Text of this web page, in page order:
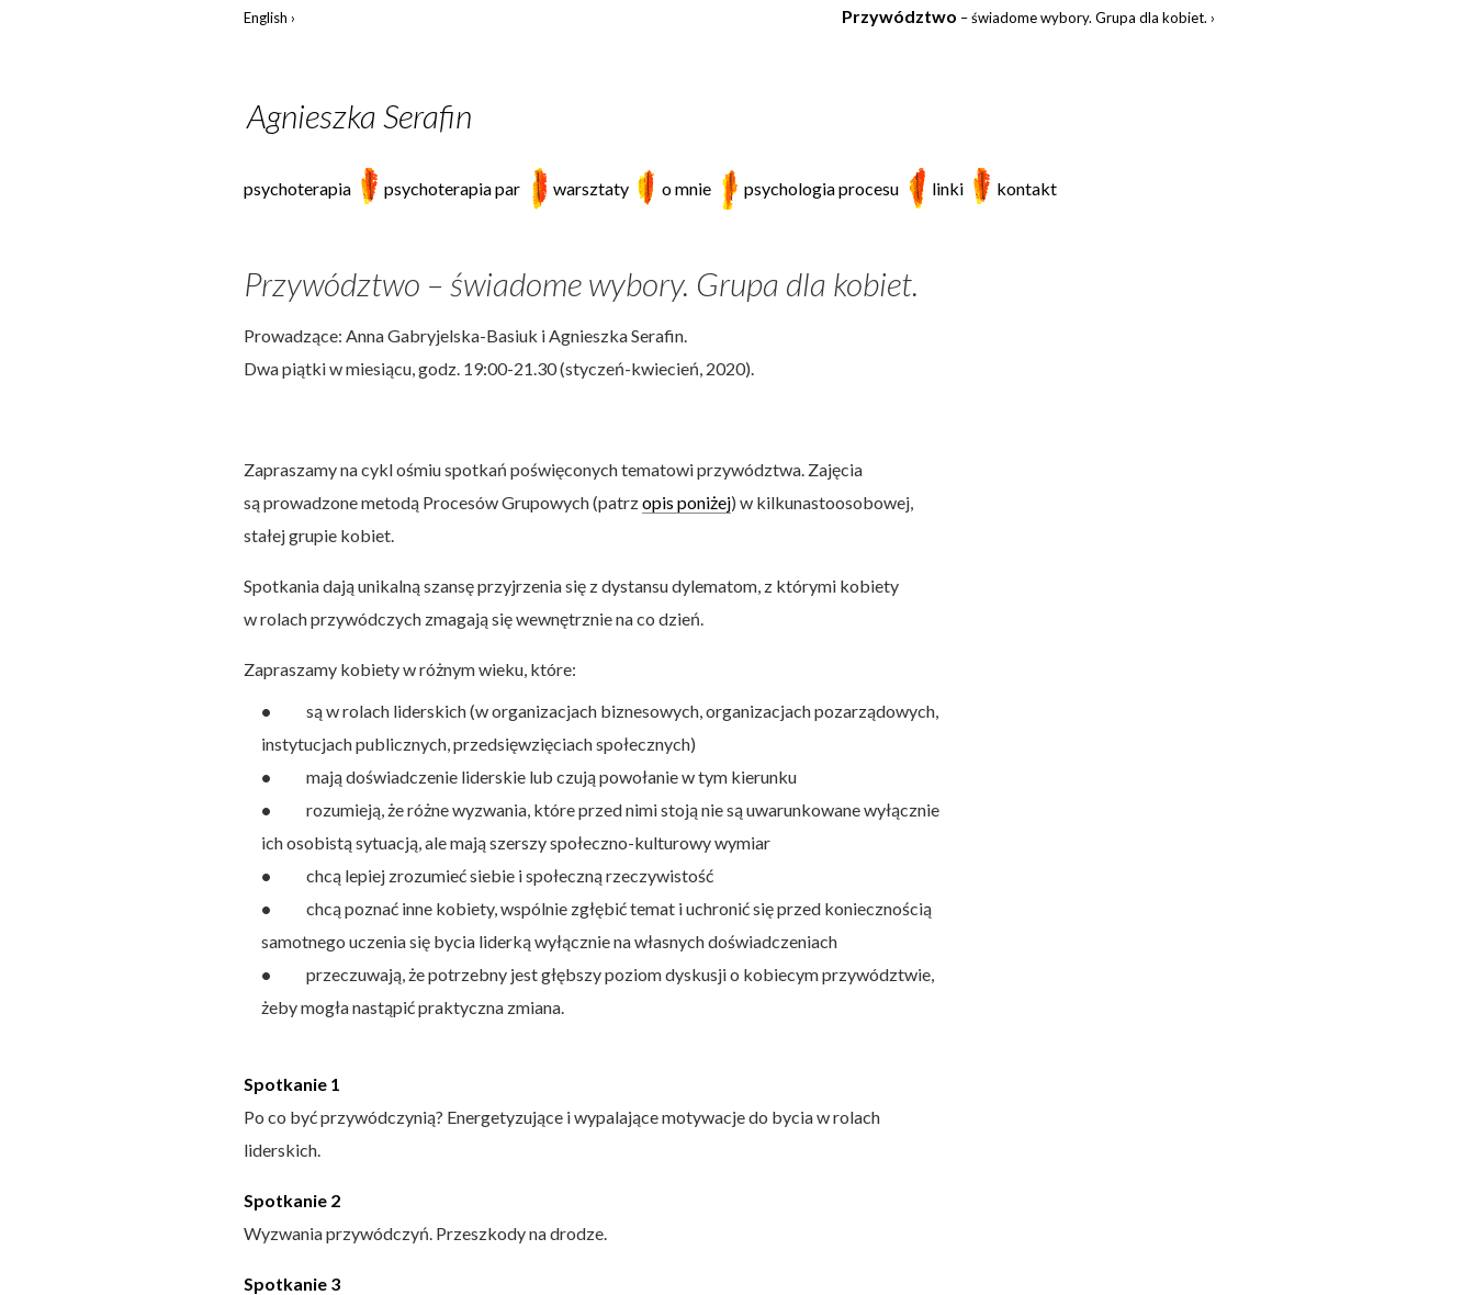
English Przywództwo – świadome wybory. Grupa dla kobiet.
Agnieszka Serafin
psychoterapia psychoterapia par warsztaty o mnie psychologia procesu linki kontakt
Przywództwo – świadome wybory. Grupa dla kobiet.
Prowadzące: Anna Gabryjelska-Basiuk i Agnieszka Serafin.
Dwa piątki w miesiącu, godz. 19:00-21.30 (styczeń-kwiecień, 2020).
Zapraszamy na cykl ośmiu spotkań poświęconych tematowi przywództwa. Zajęcia
są prowadzone metodą Procesów Grupowych (patrzopis poniżej) w kilkunastoosobowej,
stałej grupie kobiet.
Spotkania dają unikalną szansę przyjrzenia się z dystansu dylematom, z którymi kobiety
w rolach przywódczych zmagają się wewnętrznie na co dzień.
Zapraszamy kobiety w różnym wieku, które:
są w rolach liderskich (w organizacjach biznesowych, organizacjach pozarządowych,
instytucjach publicznych, przedsięwzięciach społecznych)
mają doświadczenie liderskie lub czują powołanie w tym kierunku
rozumieją, że różne wyzwania, które przed nimi stoją nie są uwarunkowane wyłącznie
ich osobistą sytuacją, ale mają szerszy społeczno-kulturowy wymiar
chcą lepiej zrozumieć siebie i społeczną rzeczywistość
chcą poznać inne kobiety, wspólnie zgłębić temat i uchronić się przed koniecznością
samotnego uczenia się bycia liderką wyłącznie na własnych doświadczeniach
przeczuwają, że potrzebny jest głębszy poziom dyskusji o kobiecym przywództwie,
żeby mogła nastąpić praktyczna zmiana.
Spotkanie 1
Po co być przywódczynią? Energetyzujące i wypalające motywacje do bycia w rolach
liderskich.
Spotkanie 2
Wyzwania przywódczyń. Przeszkody na drodze.
Spotkanie 3